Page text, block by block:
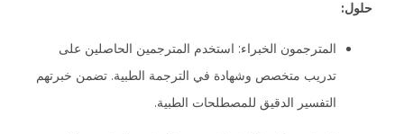
حلول:
المترجمون الخبراء: استخدم المترجمين الحاصلين على
تدريب متخصص وشهادة في الترجمة الطبية. تضمن خبرتهم
التفسير الدقيق للمصطلحات الطبية.